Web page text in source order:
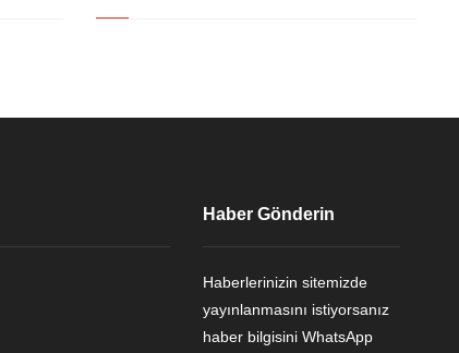
Haber Gönderin
Haberlerinizin sitemizde
yayınlanmasını istiyorsanız
haber bilgisini WhatsApp